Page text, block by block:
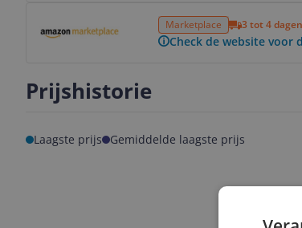
Marketplace 3 tot 4 dagen
Check de website voor
Prijshistorie
Laagste prijs Gemiddelde laagste prijs